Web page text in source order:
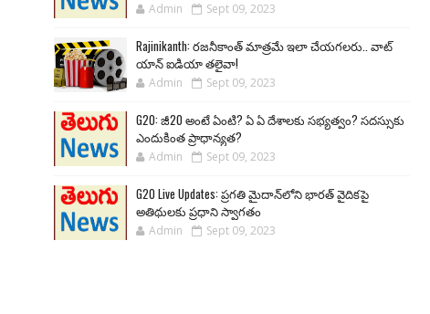
Admin Sept 09, 2023
Rajinikanth: రజనీకాంత్ మాత్రమే ఇలా చేయగలరు.. వాట్
యాన్ ఐడియా తలైవా!
Admin Sept 09, 2023
G20: జీ20 అంటే ఏంటి? ఏ ఏ దేశాలకు సభ్యత్వం? సదస్సుకు
ఎందుకింత ప్రాధాన్యత?
Admin Sept 09, 2023
G20 Live Updates: ప్రగతి మైదాన్‌లోని భారత్ వైదికపై
అతిథులకు ప్రధాని స్వాగతం
Admin Sept 09, 2023